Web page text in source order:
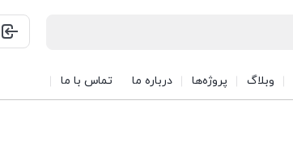
وبلاگ پروژه‌ها درباره ما تماس با ما